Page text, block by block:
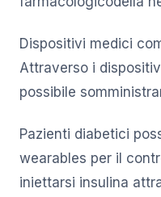
Dispositivi medici
Attraverso i
possibile
Pazienti diabetici
wearables per il
iniettarsi insulina